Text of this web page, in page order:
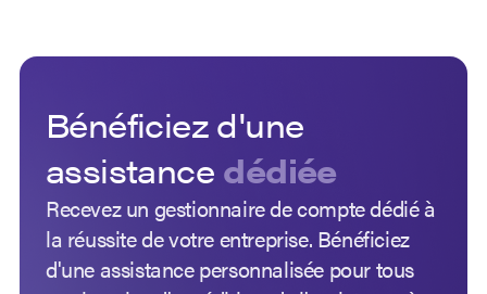
Bénéficiez d'une
assistance dédiée
Recevez un gestionnaire de compte dédié à
la réussite de votre entreprise. Bénéficiez
d'une assistance personnalisée pour tous